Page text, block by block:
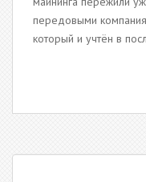
передовыми
который и учтён в